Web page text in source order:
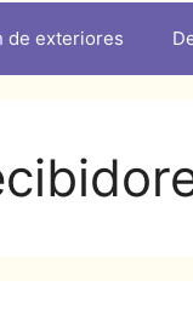
de exteriores